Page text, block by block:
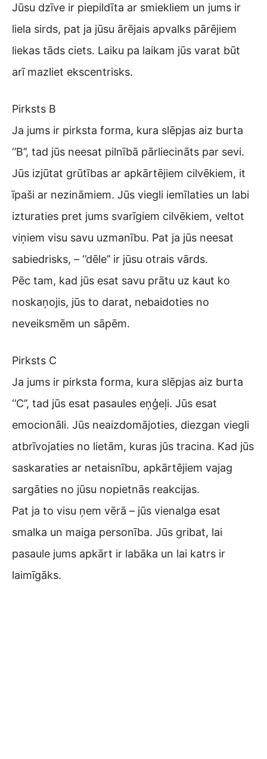
Jūsu dzīve ir piepildīta ar smiekliem un jums ir
liela sirds, pat ja jūsu ārējais apvalks pārējiem
liekas tāds ciets. Laiku pa laikam jūs varat būt
arī mazliet ekscentrisks.
Pirksts B
Ja jums ir pirksta forma, kura slēpjas aiz burta
‘’B’’, tad jūs neesat pilnībā pārliecināts par sevi.
Jūs izjūtat grūtības ar apkārtējiem cilvēkiem, it
īpaši ar nezināmiem. Jūs viegli iemīlaties un labi
izturaties pret jums svarīgiem cilvēkiem, veltot
viņiem visu savu uzmanību. Pat ja jūs neesat
sabiedrisks, – ‘’dēle’’ ir jūsu otrais vārds.
Pēc tam, kad jūs esat savu prātu uz kaut ko
noskaņojis, jūs to darat, nebaidoties no
neveiksmēm un sāpēm.
Pirksts C
Ja jums ir pirksta forma, kura slēpjas aiz burta
‘’C’’, tad jūs esat pasaules eņģeļi. Jūs esat
emocionāli. Jūs neaizdomājoties, diezgan viegli
atbrīvojaties no lietām, kuras jūs tracina. Kad jūs
saskaraties ar netaisnību, apkārtējiem vajag
sargāties no jūsu nopietnās reakcijas.
Pat ja to visu ņem vērā – jūs vienalga esat
smalka un maiga personība. Jūs gribat, lai
pasaule jums apkārt ir labāka un lai katrs ir
laimīgāks.